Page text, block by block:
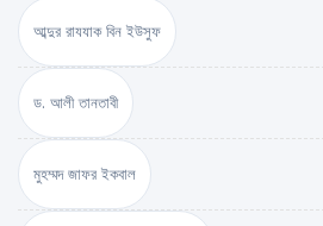
আব্দুর রাযযাক বিন ইউসুফ
ড. আলী তানতাবী
মুহম্মদ জাফর ইকবাল